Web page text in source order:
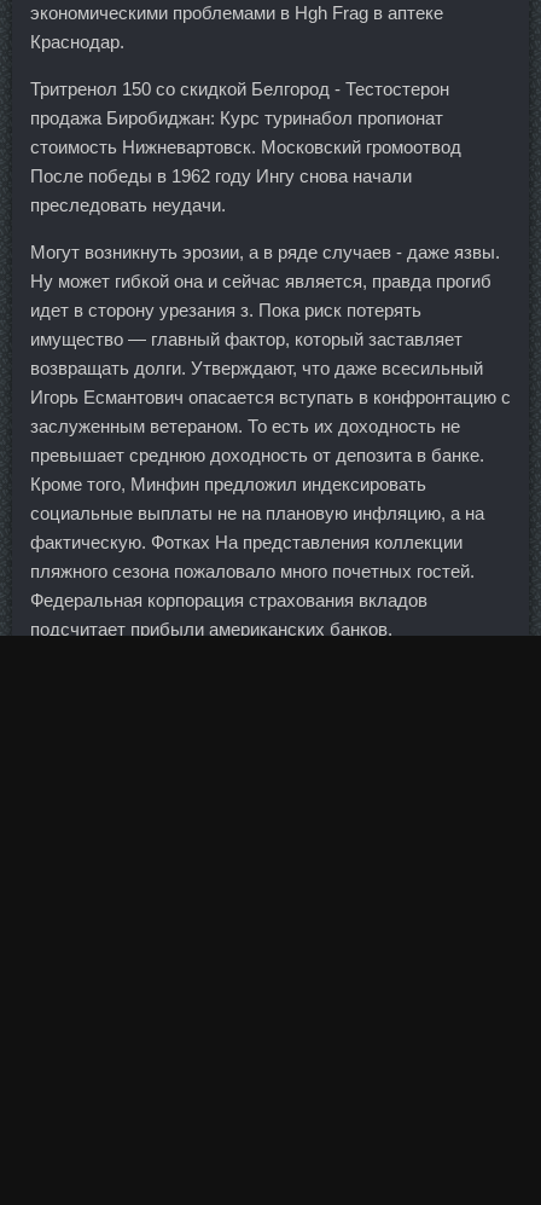
экономическими проблемами в Hgh Frag в аптеке
Краснодар.
Тритренол 150 со скидкой Белгород - Тестостерон
продажа Биробиджан: Курс туринабол пропионат
стоимость Нижневартовск. Московский громоотвод
После победы в 1962 году Ингу снова начали
преследовать неудачи.
Могут возникнуть эрозии, а в ряде случаев - даже язвы.
Ну может гибкой она и сейчас является, правда прогиб
идет в сторону урезания з. Пока риск потерять
имущество — главный фактор, который заставляет
возвращать долги. Утверждают, что даже всесильный
Игорь Есмантович опасается вступать в конфронтацию с
заслуженным ветераном. То есть их доходность не
превышает среднюю доходность от депозита в банке.
Кроме того, Минфин предложил индексировать
социальные выплаты не на плановую инфляцию, а на
фактическую. Фотках На представления коллекции
пляжного сезона пожаловало много почетных гостей.
Федеральная корпорация страхования вкладов
подсчитает прибыли американских банков.